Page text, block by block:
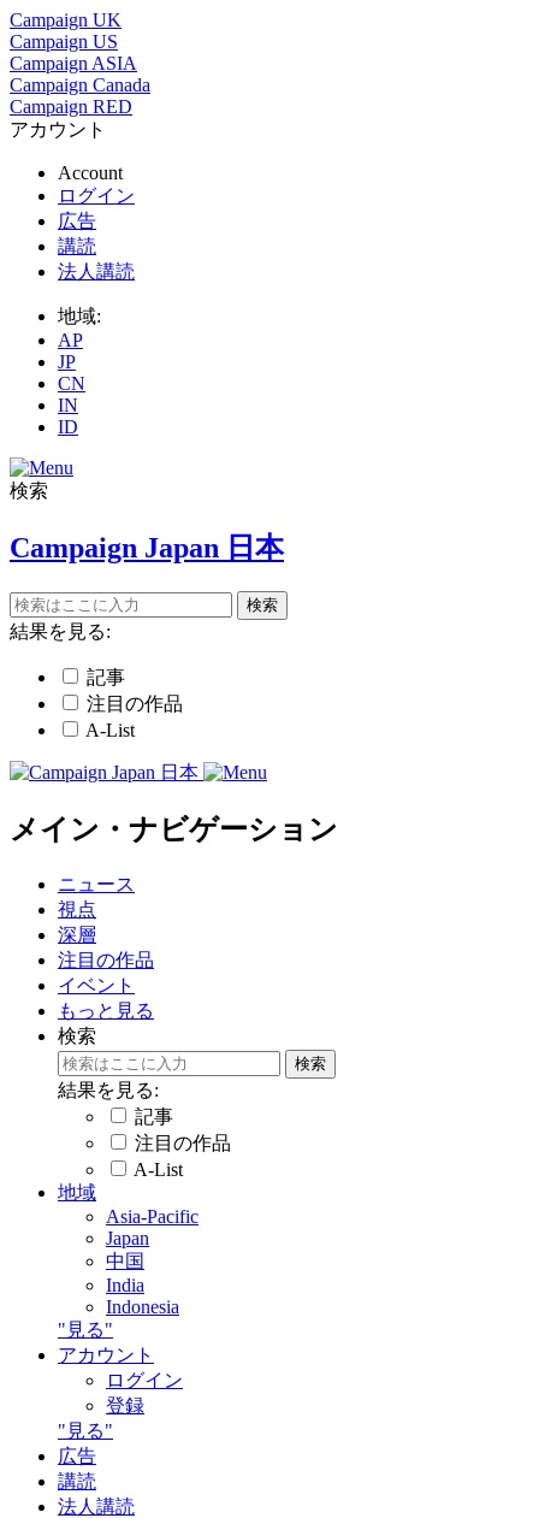
Campaign UK
Campaign US
Campaign ASIA
Campaign Canada
Campaign RED
アカウント
Account
ログイン
広告
講読
法人講読
地域:
AP
JP
CN
IN
ID
検索
Campaign Japan 日本
結果を見る:
記事
注目の作品
A-List
メイン・ナビゲーション
ニュース
視点
深層
注目の作品
イベント
もっと見る
検索
結果を見る:
記事
注目の作品
A-List
地域
Asia-Pacific
Japan
中国
India
Indonesia
"見る"
アカウント
ログイン
登録
"見る"
広告
講読
法人講読